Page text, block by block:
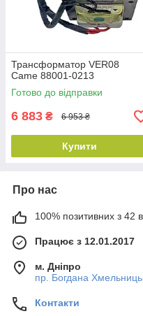
Трансформатор VER08
Came 88001-0213
Готово до відправки
6 883 ₴ 6 953 ₴
Купити
Про нас
100% позитивних з 42
Працює з 12.01.2017
м. Дніпро
пр. Богдана
Контакти